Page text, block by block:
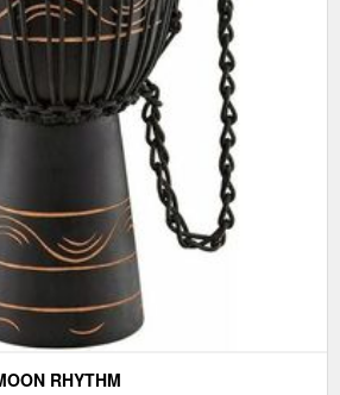
RHYTHM